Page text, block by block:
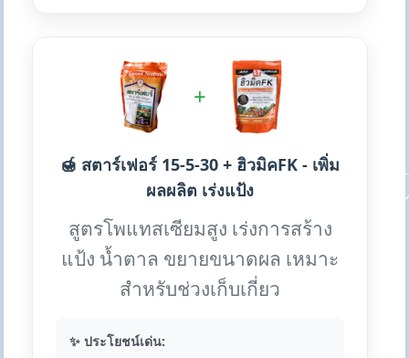
+
🍯 สตาร์เฟอร์ 15-5-30 + ฮิวมิคFK - เพิ่ม
ผลผลิต เร่งแป้ง
สูตรโพแทสเซียมสูง เร่งการสร้าง
แป้ง น้ำตาล ขยายขนาดผล เหมาะ
สำหรับช่วงเก็บเกี่ยว
✨ ประโยชน์เด่น: